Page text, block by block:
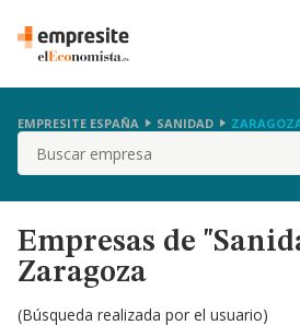
EMPRESITE ESPAÑA SANIDAD
Buscar
Empresas de
Zaragoza
(Búsqueda realizada por el usuario)